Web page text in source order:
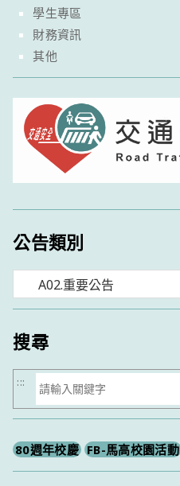
學生專區
財務資訊
其他
公告類別
類
搜尋
搜
尋
:::
80週年校慶 FB-馬高校園活動